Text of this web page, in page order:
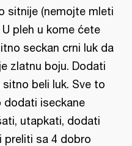
sitnije (nemojte mleti
pleh u kome ćete
seckan crni luk da
zlatnu boju. Dodati
beli luk. Sve to
dodati iseckane
utapkati, dodati
preliti sa 4 dobro